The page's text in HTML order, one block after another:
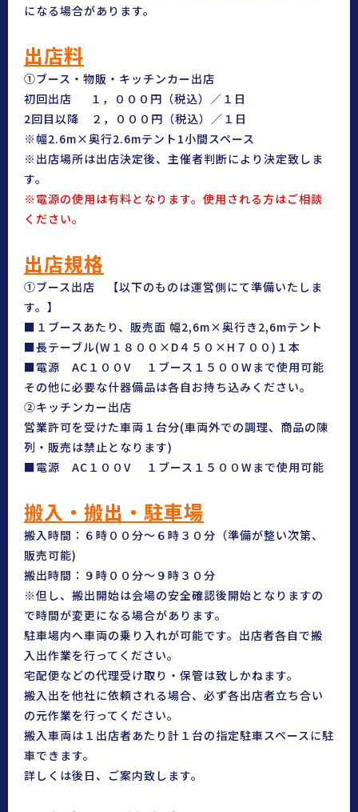
になる場合があります。
出店料
①ブース・物販・キッチンカー出店
初回出店 １，０００円（税込）／１日
2回目以降 ２，０００円（税込）／１日
※幅2.6m×奥行2.6mテント1小間スペース
※出店場所は出店決定後、主催者判断により決定致しま
す。
※電源の使用は有料となります。使用される方はご相談
ください。
出店規格
①ブース出店 【以下のものは運営側にて準備いたしま
す。】
■１ブースあたり、販売面 幅2,6m×奥行き2,6mテント
■長テーブル(W１８００×D４５０×H７００)１本
■電源 AC１００V １ブース１５００Wまで使用可能
その他に必要な什器備品は各自お持ち込みください。
②キッチンカー出店
営業許可を受けた車両１台分(車両外での調理、商品の陳
列・販売は禁止となります)
■電源 AC１００V １ブース１５００Wまで使用可能
搬入・搬出・駐車場
搬入時間：６時００分～６時３０分（準備が整い次第、
販売可能)
搬出時間：９時００分～９時３０分
※但し、搬出開始は会場の安全確認後開始となりますの
で時間が変更になる場合があります。
駐車場内へ車両の乗り入れが可能です。出店者各自で搬
入出作業を行ってください。
宅配便などの代理受け取り・保管は致しかねます。
搬入出を他社に依頼される場合、必ず各出店者立ち合い
の元作業を行ってください。
搬入車両は１出店者あたり計１台の指定駐車スペースに駐
車できます。
詳しくは後日、ご案内致します。